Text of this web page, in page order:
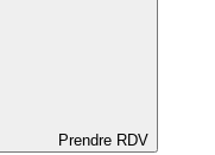
Prendre RDV